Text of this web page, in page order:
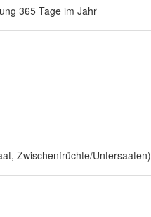
365 Tage im Jahr
Zwischenfrüchte/Untersaaten)